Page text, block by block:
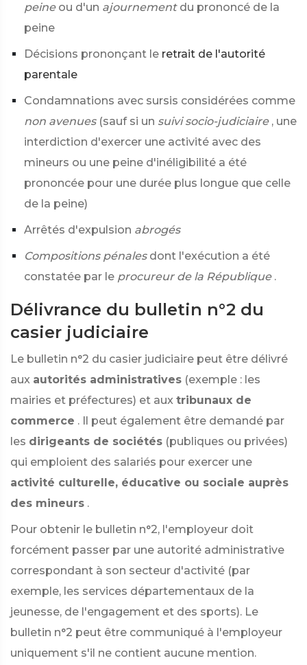
peine ou d'un ajournement du prononcé de la
peine
Décisions prononçant le retrait de l'autorité
parentale
Condamnations avec sursis considérées comme
non avenues (sauf si un suivi socio-judiciaire , une
interdiction d'exercer une activité avec des
mineurs ou une peine d'inéligibilité a été
prononcée pour une durée plus longue que celle
de la peine)
Arrêtés d'expulsion abrogés
Compositions pénales dont l'exécution a été
constatée par le procureur de la République .
Délivrance du bulletin n°2 du
casier judiciaire
Le bulletin n°2 du casier judiciaire peut être délivré
aux autorités administratives (exemple : les
mairies et préfectures) et aux tribunaux de
commerce . Il peut également être demandé par
les dirigeants de sociétés (publiques ou privées)
qui emploient des salariés pour exercer une
activité culturelle, éducative ou sociale auprès
des mineurs .
Pour obtenir le bulletin n°2, l'employeur doit
forcément passer par une autorité administrative
correspondant à son secteur d'activité (par
exemple, les services départementaux de la
jeunesse, de l'engagement et des sports). Le
bulletin n°2 peut être communiqué à l'employeur
uniquement s'il ne contient aucune mention.